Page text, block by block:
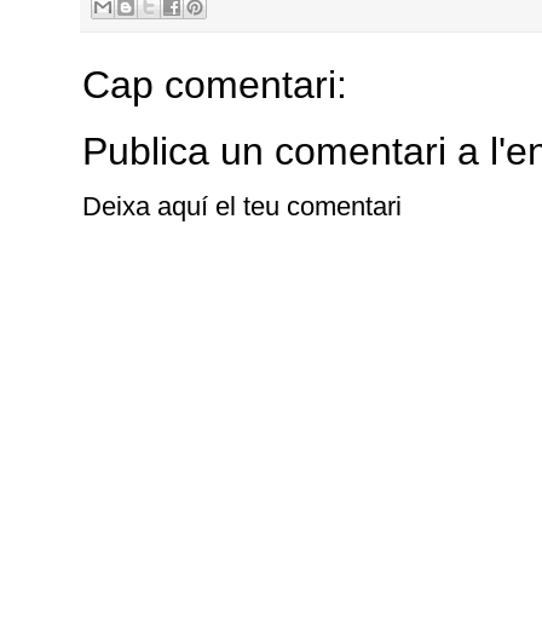
Cap comentari:
Publica un comentari a
Deixa aquí el teu comentari